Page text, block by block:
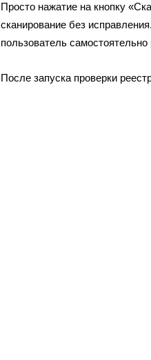
Просто нажатие на кнопку
сканирование без
пользователь
После запуска проверки